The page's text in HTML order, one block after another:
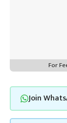
For
Join